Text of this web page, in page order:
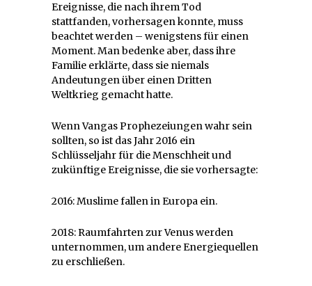
Ereignisse, die nach ihrem Tod
stattfanden, vorhersagen konnte, muss
beachtet werden – wenigstens für einen
Moment. Man bedenke aber, dass ihre
Familie erklärte, dass sie niemals
Andeutungen über einen Dritten
Weltkrieg gemacht hatte.
Wenn Vangas Prophezeiungen wahr sein
sollten, so ist das Jahr 2016 ein
Schlüsseljahr für die Menschheit und
zukünftige Ereignisse, die sie vorhersagte:
2016: Muslime fallen in Europa ein.
2018: Raumfahrten zur Venus werden
unternommen, um andere Energiequellen
zu erschließen.